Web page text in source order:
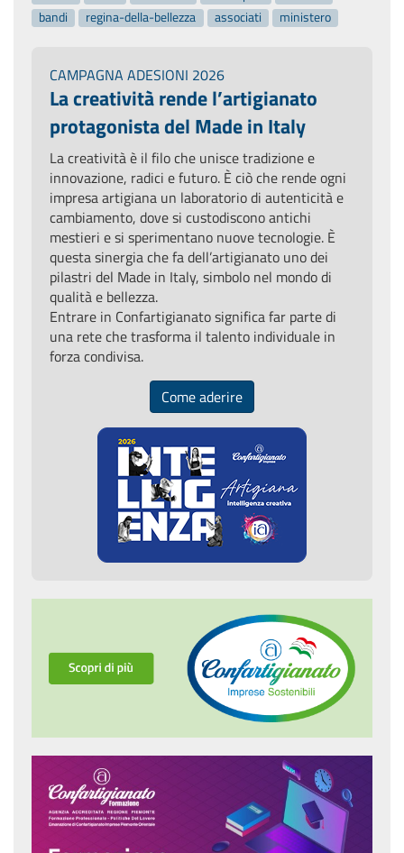
bandi
regina-della-bellezza associati ministero
CAMPAGNA ADESIONI 2026
La creatività rende l’artigianato
protagonista del Made in Italy
La creatività è il filo che unisce tradizione e
innovazione, radici e futuro. È ciò che rende ogni
impresa artigiana un laboratorio di autenticità e
cambiamento, dove si custodiscono antichi
mestieri e si sperimentano nuove tecnologie. È
questa sinergia che fa dell’artigianato uno dei
pilastri del Made in Italy, simbolo nel mondo di
qualità e bellezza.
Entrare in Confartigianato significa far parte di
una rete che trasforma il talento individuale in
forza condivisa.
Come aderire